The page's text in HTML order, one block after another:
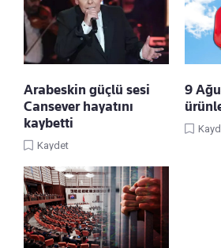
Arabeskin güçlü sesi
Cansever hayatını
kaybetti
Kaydet
9